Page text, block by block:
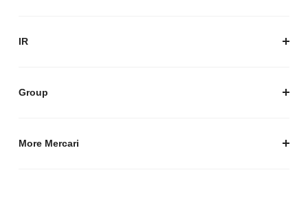
IR
Group
More Mercari